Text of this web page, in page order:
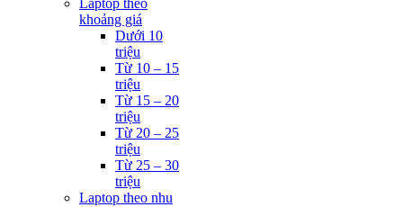
Laptop theo
khoảng giá
Dưới 10
triệu
Từ 10 – 15
triệu
Từ 15 – 20
triệu
Từ 20 – 25
triệu
Từ 25 – 30
triệu
Laptop theo nhu